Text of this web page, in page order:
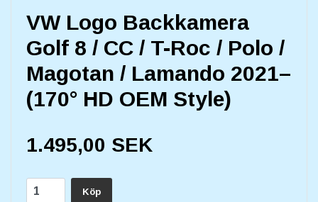
VW Logo Backkamera
Golf 8 / CC / T-Roc / Polo /
Magotan / Lamando 2021–
(170° HD OEM Style)
1.495,00 SEK
Köp